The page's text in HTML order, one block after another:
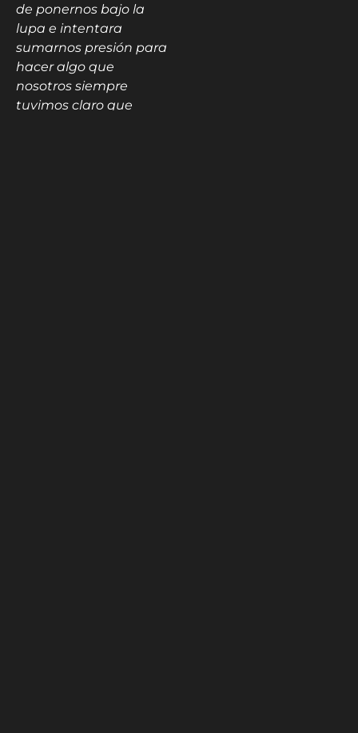
de ponernos bajo la
lupa e intentara
sumarnos presión para
hacer algo que
nosotros siempre
tuvimos claro que